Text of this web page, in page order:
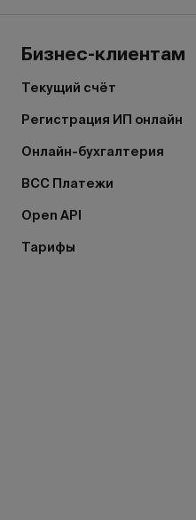
Бизнес-клиентам
Текущий счёт
Регистрация ИП онлайн
Онлайн-бухгалтерия
BCC Платежи
Open API
Тарифы